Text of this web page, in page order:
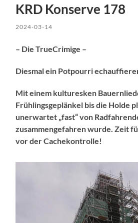
KRD Konserve 178
2024-03-14
– Die TrueCrimige –
Diesmal ein Potpourri
Mit einem kulturesken
Frühlingsgeplänkel bis die Holde
unerwartet „fast“ von
zusammengefahren wurde. Zeit
vor der Cachekontrolle!